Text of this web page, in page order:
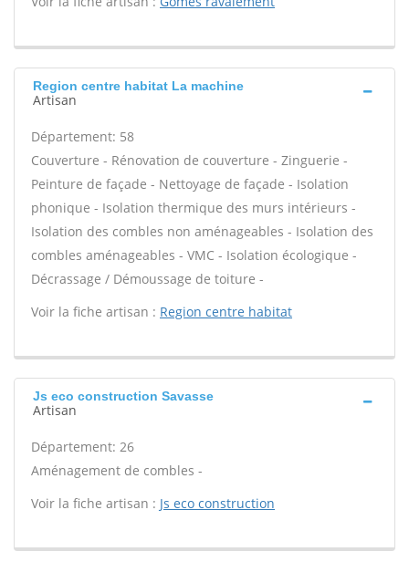
Region centre habitat La machine
Artisan
Département: 58
Couverture - Rénovation de couverture - Zinguerie -
Peinture de façade - Nettoyage de façade - Isolation
phonique - Isolation thermique des murs intérieurs -
Isolation des combles non aménageables - Isolation des
combles aménageables - VMC - Isolation écologique -
Décrassage / Démoussage de toiture -
Voir la fiche artisan : Region centre habitat
Js eco construction Savasse
Artisan
Département: 26
Aménagement de combles -
Voir la fiche artisan : Js eco construction